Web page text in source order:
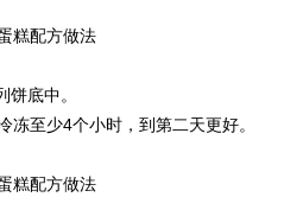
糕配方做法
底中。
至少4个小时，到第二天更好。
糕配方做法